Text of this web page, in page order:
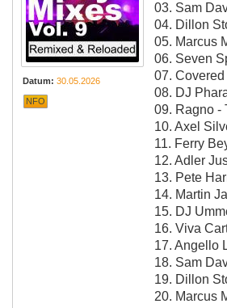
Datum: 30.05.2026
NFO
03. Sam
04. Dillon
05. Marcus
06. Seven
07.
08. DJ
09. Ragno -
10. Axel
11. Ferry
12. Adler
13. Pete
14. Martin
15. DJ
16. Viva
17. Angello
18. Sam
19. Dillon
20. Marcus